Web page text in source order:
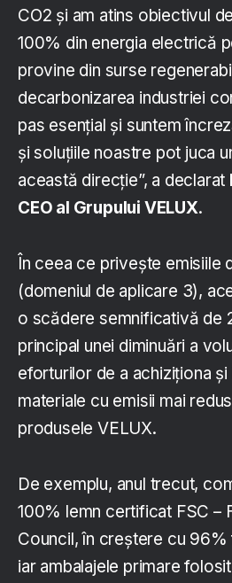
CO2 și am atins obiectivul
100% din energia electrică
provine din surse
decarbonizarea industriei
pas esențial și suntem
și soluțiile noastre pot juca
această direcție”, a declarat
CEO al Grupului VELUX.
În ceea ce privește emisiile
(domeniul de aplicare 3),
o scădere semnificativă de
principal unei diminuări a
eforturilor de a achiziționa și
materiale cu emisii mai
produsele VELUX.
De exemplu, anul trecut,
100% lemn certificat FSC –
Council, în creștere cu 96%
iar ambalajele primare